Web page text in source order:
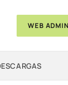
WEB